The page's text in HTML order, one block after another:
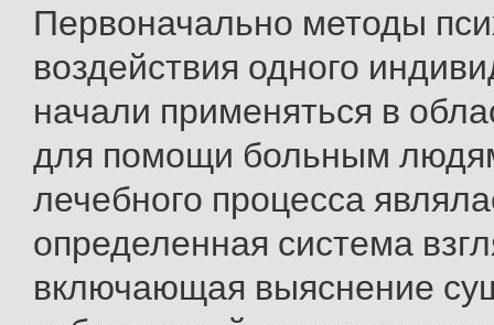
Первоначально методы
воздействия одного
начали применяться в
для помощи больным
лечебного процесса
определенная система
включающая выяснение